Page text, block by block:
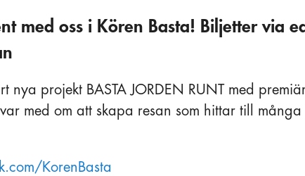
med oss i Kören Basta! Biljetter via
nya projekt BASTA JORDEN RUNT med
med om att skapa resan som hittar till många
KorenBasta